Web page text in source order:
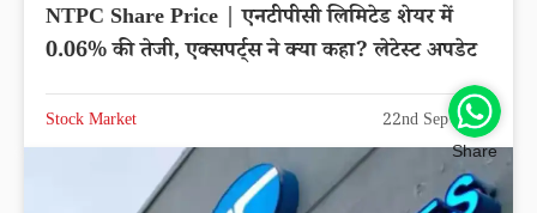
NTPC Share Price | एनटीपीसी लिमिटेड शेयर में
0.06% की तेजी, एक्सपर्ट्स ने क्या कहा? लेटेस्ट अपडेट
Stock Market 22nd Sep 2025
Share